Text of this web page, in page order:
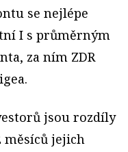
se nejlépe
I s průměrným
za ním ZDR
jsou rozdíly
měsíců jejich